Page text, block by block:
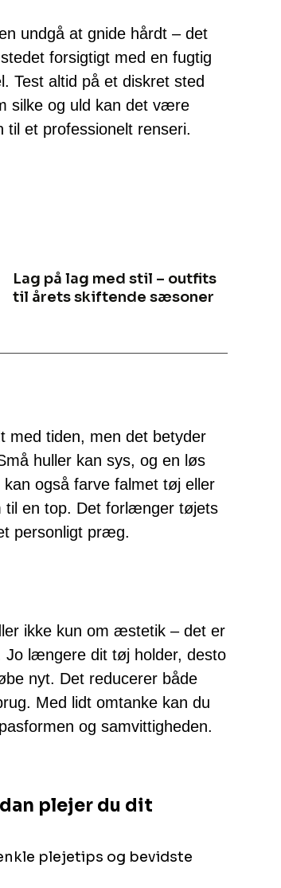
undgå at gnide hårdt – det
forsigtigt med en fugtig
Test altid på et diskret sted
silke og uld kan det være
til et professionelt renseri.
Lag på lag med stil – outfits
til årets skiftende sæsoner
med tiden, men det betyder
huller kan sys, og en løs
også farve falmet tøj eller
til en top. Det forlænger tøjets
personligt præg.
ikke kun om æstetik – det er
Jo længere dit tøj holder, desto
nyt. Det reducerer både
Med lidt omtanke kan du
og samvittigheden.
plejer du dit
plejetips og bevidste